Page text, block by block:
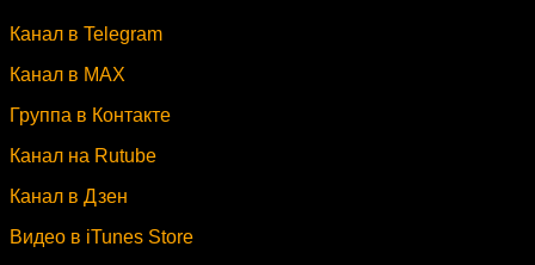
Канал в Telegram
Канал в MAX
Группа в Контакте
Канал на Rutube
Канал в Дзен
Видео в iTunes Store